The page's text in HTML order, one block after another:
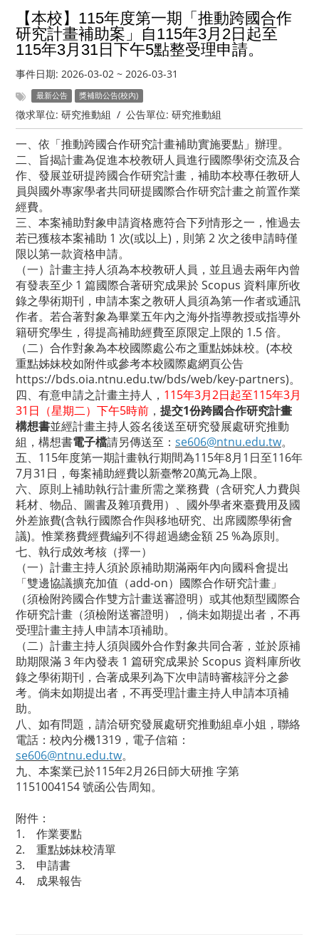
【本校】115年度第一期「推動跨國合作
研究計畫補助案」自115年3月2日起至
115年3月31日下午5點整受理申請。
事件日期: 2026-03-02 ~ 2026-03-31
最新公告 獎補助公告(校內)
徵求單位: 研究推動組 / 公告單位: 研究推動組
一、依「推動跨國合作研究計畫補助實施要點」辦理。
二、旨揭計畫為促進本校教研人員進行國際學術交流及合
作、發展並研提跨國合作研究計畫，補助本校專任教研人
員與國外專家學者共同研提國際合作研究計畫之前置作業
經費。
三、本案補助對象申請資格應符合下列情形之一，惟過去
若已獲核本案補助 1 次(或以上)，則第 2 次之後申請時僅
限以第一款資格申請。
（一）計畫主持人須為本校教研人員，並且過去兩年內曾
有發表至少 1 篇國際合著研究成果於 Scopus 資料庫所收
錄之學術期刊，申請本案之教研人員須為第一作者或通訊
作者。若合著對象為畢業五年內之海外指導教授或指導外
籍研究學生，得提高補助經費至原限定上限的 1.5 倍。
（二）合作對象為本校國際處公布之重點姊妹校。(本校
重點姊妹校如附件或參考本校國際處網頁公告
https://bds.oia.ntnu.edu.tw/bds/web/key-partners)。
四、有意申請之計畫主持人， 115年3月2日起至115年3月
31日 （星期二）下午5時前 ， 提交1份跨國合作研究計畫
構想書並經計畫主持人簽名後送至研究發展處研究推動
組，構想書電子檔請另傳送至： se606@ntnu.edu.tw。
五、115年度第一期計畫執行期間為115年8月1日至116年
7月31日，每案補助經費以新臺幣20萬元為上限。
六、原則上補助執行計畫所需之業務費（含研究人力費與
耗材、物品、圖書及雜項費用）、國外學者來臺費用及國
外差旅費(含執行國際合作與移地研究、出席國際學術會
議)。惟業務費經費編列不得超過總金額 25 %為原則。
七、執行成效考核（擇一）
（一）計畫主持人須於原補助期滿兩年內向國科會提出
「雙邊協議擴充加值（add-on）國際合作研究計畫」
（須檢附跨國合作雙方計畫送審證明）或其他類型國際合
作研究計畫（須檢附送審證明），倘未如期提出者，不再
受理計畫主持人申請本項補助。
（二）計畫主持人須與國外合作對象共同合著，並於原補
助期限滿 3 年內發表 1 篇研究成果於 Scopus 資料庫所收
錄之學術期刊，合著成果列為下次申請時審核評分之參
考。倘未如期提出者，不再受理計畫主持人申請本項補
助。
八、如有問題，請洽研究發展處研究推動組卓小姐，聯絡
電話：校內分機1319，電子信箱：
se606@ntnu.edu.tw。
九、本案業已於115年2月26日師大研推 字第
1151004154 號函公告周知。
附件：
1. 作業要點
2. 重點姊妹校清單
3. 申請書
4. 成果報告